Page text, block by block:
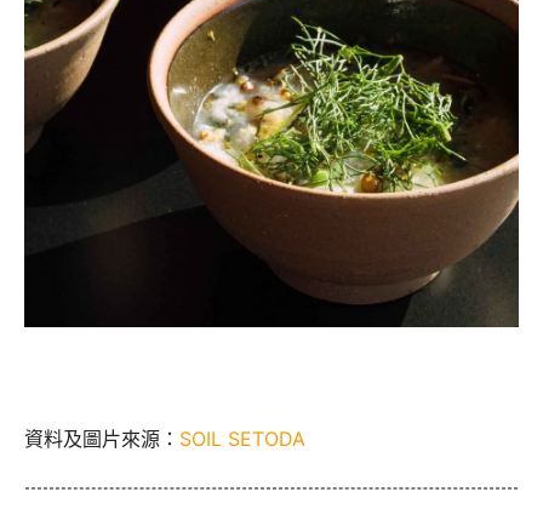
資料及圖片來源： SOIL SETODA